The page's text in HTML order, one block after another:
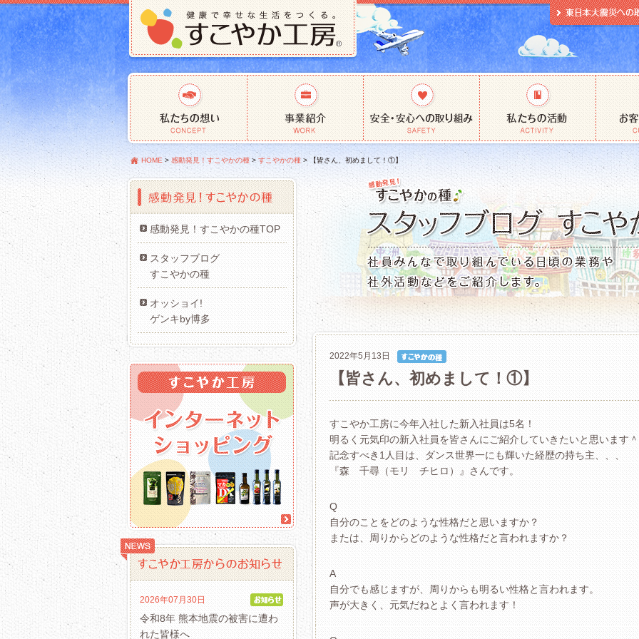
HOME > 感動発見！すこやかの種 > すこやかの種 > 【皆さん、初めまして！①】
2022年5月13日
【皆さん、初めまして！①】
すこやか工房に今年入社した新入社員は5名！
明るく元気印の新入社員を皆さんにご紹介していきたいと思います
記念すべき1人目は、ダンス世界一にも輝いた経歴の持ち主、、、
『森 千尋（モリ チヒロ）』さんです。
Q
自分のことをどのような性格だと思いますか？
または、周りからどのような性格だと言われますか？
A
自分でも感じますが、周りからも明るい性格と言われます。
声が大きく、元気だねとよく言われます！
感動発見！すこやかの種TOP
スタッフブログ
すこやかの種
オッショイ!
ゲンキby博多
2026年07月30日
令和8年 熊本地震の被害に遭わ
れた皆様へ